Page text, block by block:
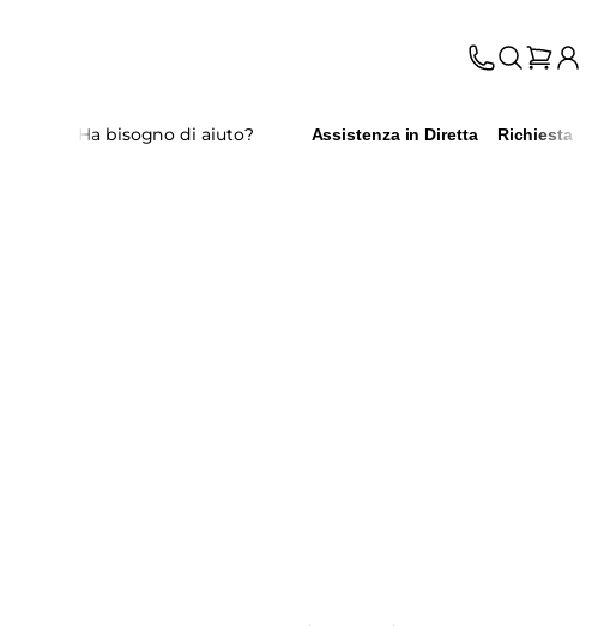
Ha bisogno di aiuto? Assistenza in Diretta Richiesta